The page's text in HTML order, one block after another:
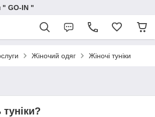
" GO-IN "
Жіночий одяг Жіночі туніки